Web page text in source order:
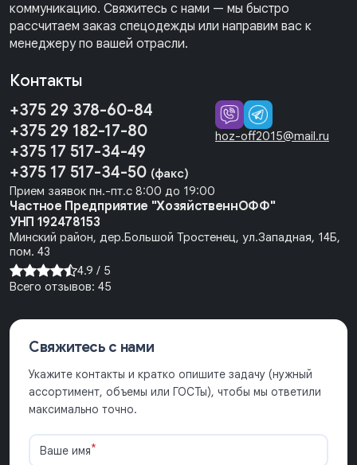
коммуникацию. Свяжитесь с нами — мы быстро
рассчитаем заказ спецодежды или направим вас к
менеджеру по вашей отрасли.
Контакты
+375 29 378-60-84
+375 29 182-17-80
+375 17 517-34-49
+375 17 517-34-50 (факс)
Прием заявок пн.-пт.с 8:00 до 19:00
hoz-off2015@mail.ru
Частное Предприятие "ХозяйственнОФФ"
УНП 192478153
Минский район, дер.Большой Тростенец, ул.Западная, 14Б,
пом. 43
4.9 / 5
Всего отзывов: 45
Свяжитесь с нами
Укажите контакты и кратко опишите задачу (нужный
ассортимент, объемы или ГОСТы), чтобы мы ответили
максимально точно.
Ваше имя*